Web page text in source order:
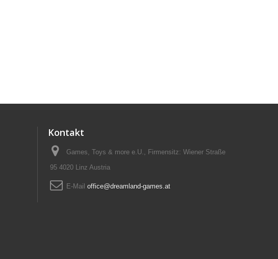
Kontakt
Games, Toys & more e.U., Firmensitz: Wiener Straße
95 4020 Linz Austria
E-Mail office@dreamland-games.at